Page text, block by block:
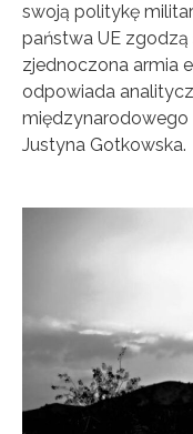
swoją politykę
państwa UE zgodzą
zjednoczona armia
odpowiada
międzynarodowego
Justyna Gotkowska.